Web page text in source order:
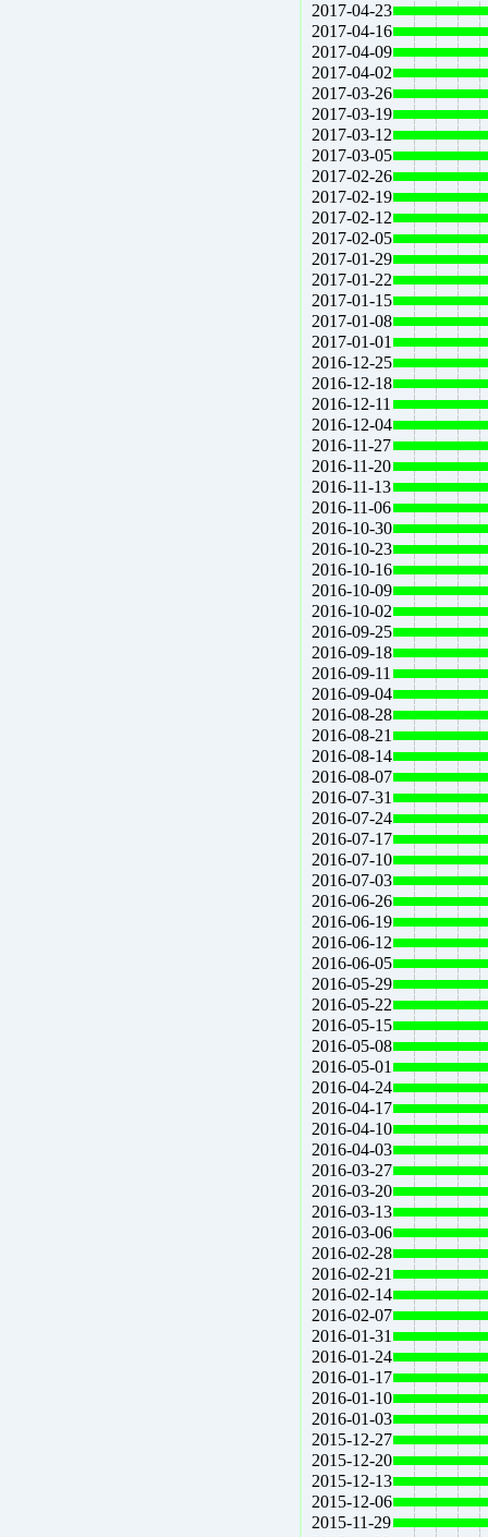
2017-04-23
2017-04-16
2017-04-09
2017-04-02
2017-03-26
2017-03-19
2017-03-12
2017-03-05
2017-02-26
2017-02-19
2017-02-12
2017-02-05
2017-01-29
2017-01-22
2017-01-15
2017-01-08
2017-01-01
2016-12-25
2016-12-18
2016-12-11
2016-12-04
2016-11-27
2016-11-20
2016-11-13
2016-11-06
2016-10-30
2016-10-23
2016-10-16
2016-10-09
2016-10-02
2016-09-25
2016-09-18
2016-09-11
2016-09-04
2016-08-28
2016-08-21
2016-08-14
2016-08-07
2016-07-31
2016-07-24
2016-07-17
2016-07-10
2016-07-03
2016-06-26
2016-06-19
2016-06-12
2016-06-05
2016-05-29
2016-05-22
2016-05-15
2016-05-08
2016-05-01
2016-04-24
2016-04-17
2016-04-10
2016-04-03
2016-03-27
2016-03-20
2016-03-13
2016-03-06
2016-02-28
2016-02-21
2016-02-14
2016-02-07
2016-01-31
2016-01-24
2016-01-17
2016-01-10
2016-01-03
2015-12-27
2015-12-20
2015-12-13
2015-12-06
2015-11-29